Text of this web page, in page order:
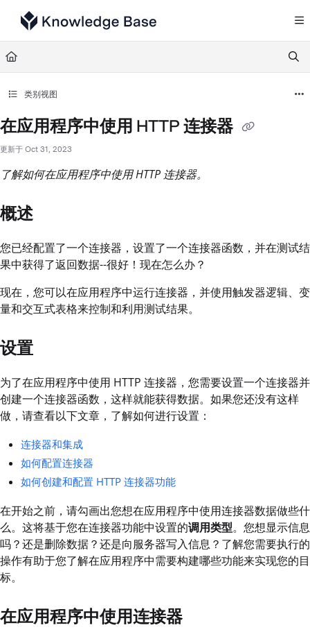
Documentation Index
Fetch the complete documentation index at:
Use this file to discover all available pages before exploring further.
类别视图
在应用程序中使用 HTTP 连接器
更新于 Oct 31, 2023
了解如何在应用程序中使用 HTTP 连接器。
概述
您已经配置了一个连接器，设置了一个连接器函数，并在测试结
果中获得了返回数据--很好！现在怎么办？
现在，您可以在应用程序中运行连接器，并使用触发器逻辑、变
量和交互式表格来控制和利用测试结果。
设置
为了在应用程序中使用 HTTP 连接器，您需要设置一个连接器并
创建一个连接器函数，这样就能获得数据。如果您还没有这样
做，请查看以下文章，了解如何进行设置：
连接器和集成
如何配置连接器
如何创建和配置 HTTP 连接器功能
在开始之前，请勾画出您想在应用程序中使用连接器数据做些什
么。这将基于您在连接器功能中设置的调用类型。您想显示信息
吗？还是删除数据？还是向服务器写入信息？了解您需要执行的
操作有助于您了解在应用程序中需要构建哪些功能来实现您的目
标。
在应用程序中使用连接器